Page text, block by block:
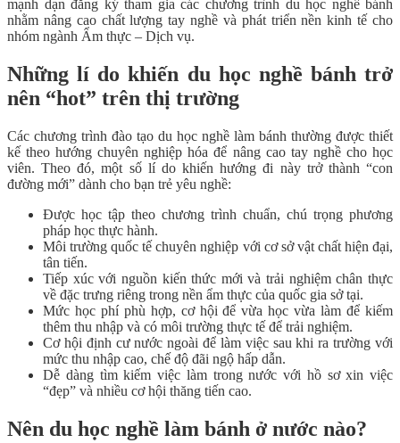
mạnh dạn đăng ký tham gia các chương trình du học nghề bánh
nhằm nâng cao chất lượng tay nghề và phát triển nền kinh tế cho
nhóm ngành Ẩm thực – Dịch vụ.
Những lí do khiến du học nghề bánh trở
nên “hot” trên thị trường
Các chương trình đào tạo du học nghề làm bánh thường được thiết
kế theo hướng chuyên nghiệp hóa để nâng cao tay nghề cho học
viên. Theo đó, một số lí do khiến hướng đi này trở thành “con
đường mới” dành cho bạn trẻ yêu nghề:
Được học tập theo chương trình chuẩn, chú trọng phương
pháp học thực hành.
Môi trường quốc tế chuyên nghiệp với cơ sở vật chất hiện đại,
tân tiến.
Tiếp xúc với nguồn kiến thức mới và trải nghiệm chân thực
về đặc trưng riêng trong nền ẩm thực của quốc gia sở tại.
Mức học phí phù hợp, cơ hội để vừa học vừa làm để kiếm
thêm thu nhập và có môi trường thực tế để trải nghiệm.
Cơ hội định cư nước ngoài để làm việc sau khi ra trường với
mức thu nhập cao, chế độ đãi ngộ hấp dẫn.
Dễ dàng tìm kiếm việc làm trong nước với hồ sơ xin việc
“đẹp” và nhiều cơ hội thăng tiến cao.
Nên du học nghề làm bánh ở nước nào?